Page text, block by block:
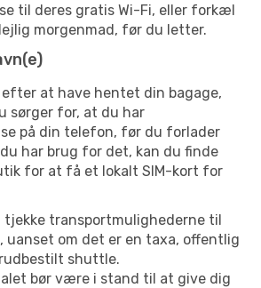
til deres gratis Wi-Fi, eller forkæl
morgenmad, før du letter.
efter at have hentet din bagage,
sørger for, at du har
på din telefon, før du forlader
har brug for det, kan du finde
for at få et lokalt SIM-kort for
tjekke transportmulighederne til
uanset om det er en taxa, offentlig
shuttle.
bør være i stand til at give dig